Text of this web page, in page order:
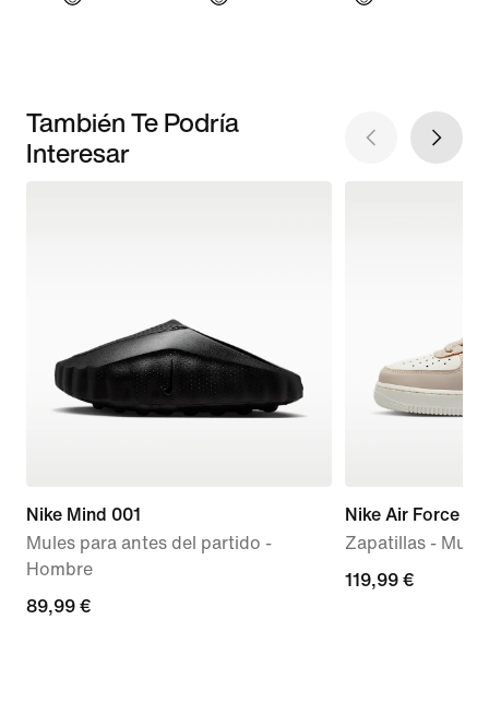
También Te Podría
Interesar
Nike Mind 001
Mules para antes del partido -
Hombre
89,99 €
89,99 €
Nike Air Force 1
Zapatillas - Mujer
119,99 €
119,99 €